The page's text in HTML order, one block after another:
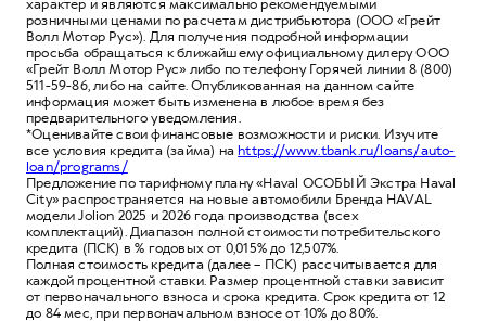
характер и являются максимально рекомендуемыми
розничными ценами по расчетам дистрибьютора (ООО «Грейт
Волл Мотор Рус»). Для получения подробной информации
просьба обращаться к ближайшему официальному дилеру ООО
«Грейт Волл Мотор Рус» либо по телефону Горячей линии 8 (800)
511-59-86, либо на сайте. Опубликованная на данном сайте
информация может быть изменена в любое время без
предварительного уведомления.
*Оценивайте свои финансовые возможности и риски. Изучите
все условия кредита (займа) наhttps://www.tbank.ru/loans/auto-
loan/programs/
Предложение по тарифному плану «Haval ОСОБЫЙ Экстра Haval
City» распространяется на новые автомобили Бренда HAVAL
модели Jolion 2025 и 2026 года производства (всех
комплектаций). Диапазон полной стоимости потребительского
кредита (ПСК) в % годовых от 0,015% до 12,507%.
Полная стоимость кредита (далее – ПСК) рассчитывается для
каждой процентной ставки. Размер процентной ставки зависит
от первоначального взноса и срока кредита. Срок кредита от 12
до 84 мес, при первоначальном взносе от 10% до 80%.